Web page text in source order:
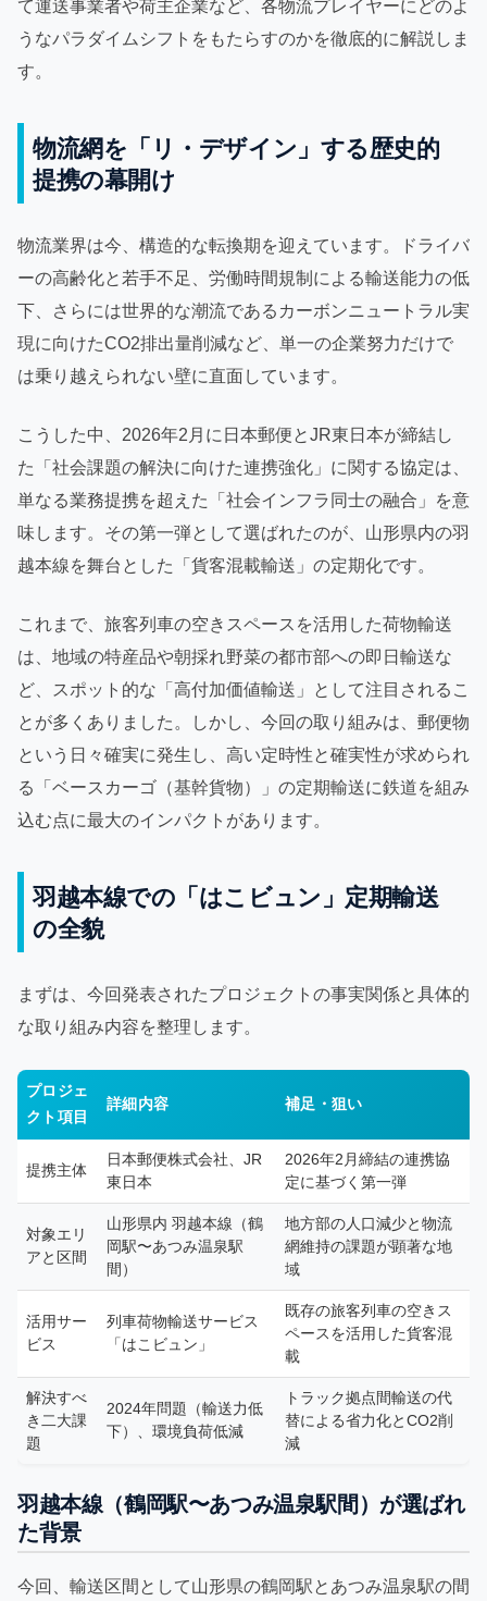
て運送事業者や荷主企業など、各物流プレイヤーにどのよ
うなパラダイムシフトをもたらすのかを徹底的に解説しま
す。
物流網を「リ・デザイン」する歴史的
提携の幕開け
物流業界は今、構造的な転換期を迎えています。ドライバ
ーの高齢化と若手不足、労働時間規制による輸送能力の低
下、さらには世界的な潮流であるカーボンニュートラル実
現に向けたCO2排出量削減など、単一の企業努力だけで
は乗り越えられない壁に直面しています。
こうした中、2026年2月に日本郵便とJR東日本が締結し
た「社会課題の解決に向けた連携強化」に関する協定は、
単なる業務提携を超えた「社会インフラ同士の融合」を意
味します。その第一弾として選ばれたのが、山形県内の羽
越本線を舞台とした「貨客混載輸送」の定期化です。
これまで、旅客列車の空きスペースを活用した荷物輸送
は、地域の特産品や朝採れ野菜の都市部への即日輸送な
ど、スポット的な「高付加価値輸送」として注目されるこ
とが多くありました。しかし、今回の取り組みは、郵便物
という日々確実に発生し、高い定時性と確実性が求められ
る「ベースカーゴ（基幹貨物）」の定期輸送に鉄道を組み
込む点に最大のインパクトがあります。
羽越本線での「はこビュン」定期輸送
の全貌
まずは、今回発表されたプロジェクトの事実関係と具体的
な取り組み内容を整理します。
プロジェ
クト項目
詳細内容 補足・狙い
提携主体
日本郵便株式会社、JR
東日本
2026年2月締結の連携協
定に基づく第一弾
対象エリ
アと区間
山形県内 羽越本線（鶴
岡駅〜あつみ温泉駅
間）
地方部の人口減少と物流
網維持の課題が顕著な地
域
活用サー
ビス
列車荷物輸送サービス
「はこビュン」
既存の旅客列車の空きス
ペースを活用した貨客混
載
解決すべ
き二大課
題
2024年問題（輸送力低
下）、環境負荷低減
トラック拠点間輸送の代
替による省力化とCO2削
減
羽越本線（鶴岡駅〜あつみ温泉駅間）が選ばれ
た背景
今回、輸送区間として山形県の鶴岡駅とあつみ温泉駅の間